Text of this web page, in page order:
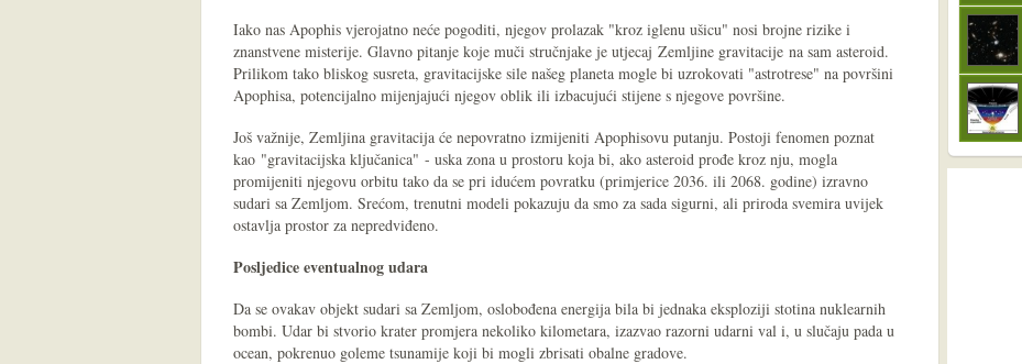
Iako nas Apophis vjerojatno neće pogoditi, njegov prolazak "kroz iglenu ušicu" nosi brojne rizike i
znanstvene misterije. Glavno pitanje koje muči stručnjake je utjecaj Zemljine gravitacije na sam asteroid.
Prilikom tako bliskog susreta, gravitacijske sile našeg planeta mogle bi uzrokovati "astrotrese" na površini
Apophisa, potencijalno mijenjajući njegov oblik ili izbacujući stijene s njegove površine.
Još važnije, Zemljina gravitacija će nepovratno izmijeniti Apophisovu putanju. Postoji fenomen poznat
kao "gravitacijska ključanica" - uska zona u prostoru koja bi, ako asteroid prođe kroz nju, mogla
promijeniti njegovu orbitu tako da se pri idućem povratku (primjerice 2036. ili 2068. godine) izravno
sudari sa Zemljom. Srećom, trenutni modeli pokazuju da smo za sada sigurni, ali priroda svemira uvijek
ostavlja prostor za nepredviđeno.
Posljedice eventualnog udara
Da se ovakav objekt sudari sa Zemljom, oslobođena energija bila bi jednaka eksploziji stotina nuklearnih
bombi. Udar bi stvorio krater promjera nekoliko kilometara, izazvao razorni udarni val i, u slučaju pada u
ocean, pokrenuo goleme tsunamije koji bi mogli zbrisati obalne gradove.